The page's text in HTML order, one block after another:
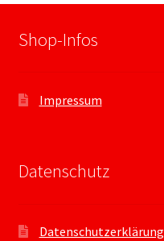
Shop-Infos
Impressum
Datenschutz
Datenschutzerklärung